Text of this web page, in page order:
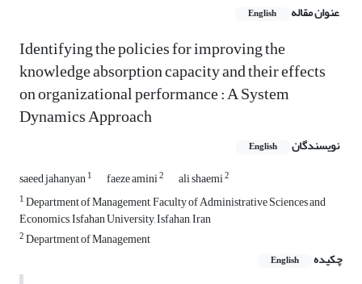
عنوان مقاله English
Identifying the policies for improving the
knowledge absorption capacity and their effects
on organizational performance : A System
Dynamics Approach
نویسندگان English
saeed jahanyan1 faeze amini2 ali shaemi2
1Department of Management, Faculty of Administrative Sciences and
Economics, Isfahan University, Isfahan, Iran
2Department of Management
چکیده
English